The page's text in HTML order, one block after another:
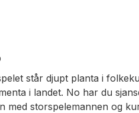
står djupt planta i
i landet. No har du
med storspelemannen og